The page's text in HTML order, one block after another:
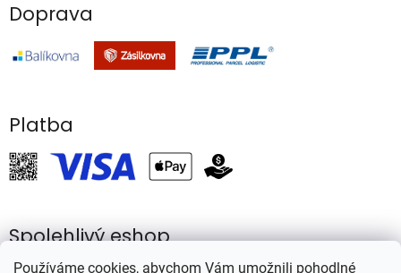
Používáme cookies, abychom Vám umožnili pohodlné
Doprava
Platba
Spolehlivý eshop